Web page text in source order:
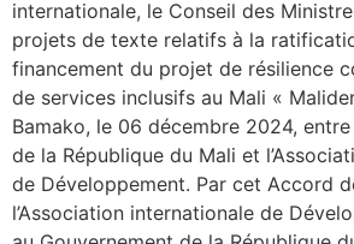
internationale, le Conseil des
projets de texte relatifs à la
financement du projet de résilience
de services inclusifs au Mali «
Bamako, le 06 décembre 2024,
de la République du Mali et
de Développement. Par cet Accord
l’Association internationale de